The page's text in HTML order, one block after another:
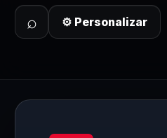
⌕ ⚙ Personalizar